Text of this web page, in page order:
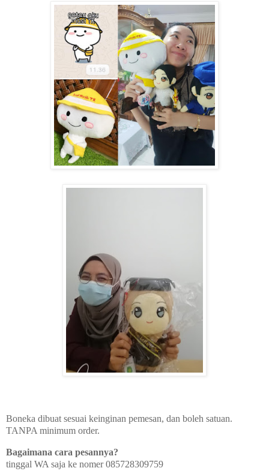
Boneka dibuat sesuai keinginan pemesan, dan boleh satuan.
TANPA minimum order.
Bagaimana cara pesannya?
tinggal WA saja ke nomer 085728309759